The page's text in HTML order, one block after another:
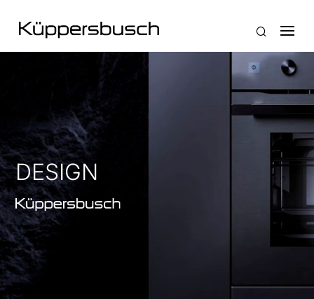
DESIGN